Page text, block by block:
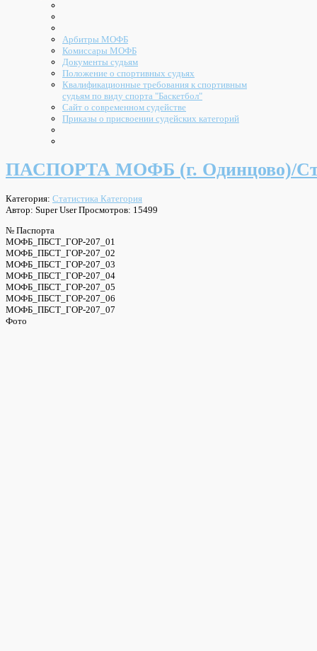
Арбитры МОФБ
Комиссары МОФБ
Документы судьям
Положение о спортивных судьях
Квалификационные требования к спортивным
судьям по виду спорта "Баскетбол"
Сайт о современном судействе
Приказы о присвоении судейских категорий
ПАСПОРТА МОФБ (г. Одинцово)/
Категория: Статистика Категория
Автор: Super UserПросмотров: 15499
№ Паспорта
МОФБ_ПБСТ_ГОР-207_01
МОФБ_ПБСТ_ГОР-207_02
МОФБ_ПБСТ_ГОР-207_03
МОФБ_ПБСТ_ГОР-207_04
МОФБ_ПБСТ_ГОР-207_05
МОФБ_ПБСТ_ГОР-207_06
МОФБ_ПБСТ_ГОР-207_07
Фото